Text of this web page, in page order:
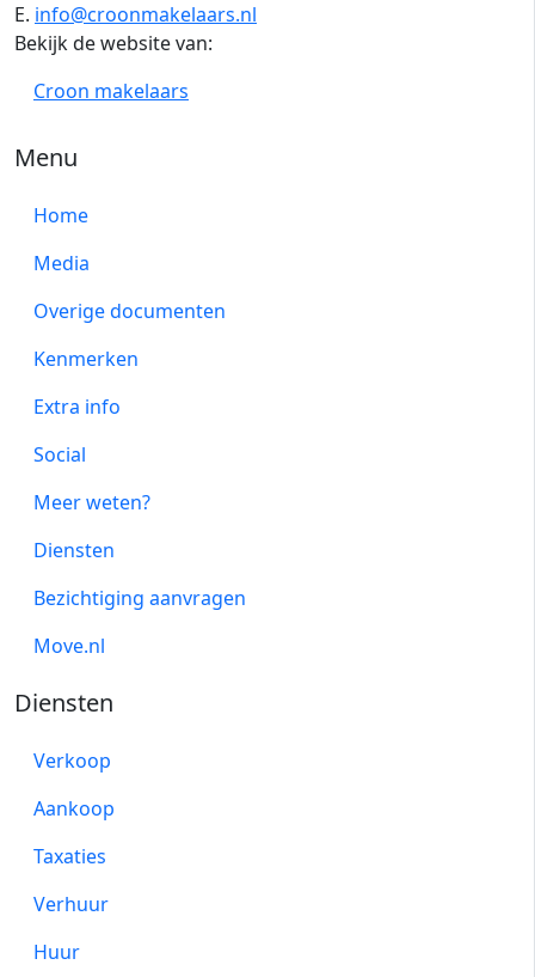
E. info@croonmakelaars.nl
Bekijk de website van:
Croon makelaars
Menu
Home
Media
Overige documenten
Kenmerken
Extra info
Social
Meer weten?
Diensten
Bezichtiging aanvragen
Move.nl
Diensten
Verkoop
Aankoop
Taxaties
Verhuur
Huur